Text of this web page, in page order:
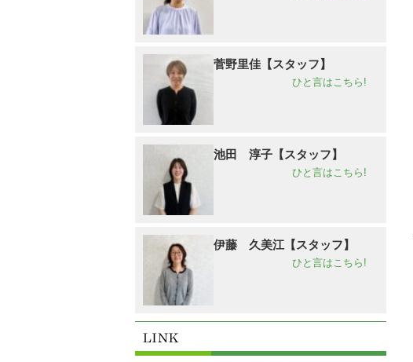
菅野里佳【スタッフ】
ひと言はこちら!
池田 淳子【スタッフ】
ひと言はこちら!
伊藤 久美江【スタッフ】
ひと言はこちら!